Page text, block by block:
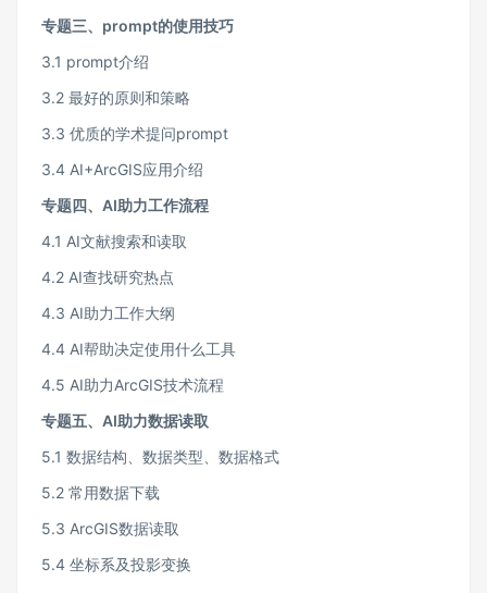
专题三、prompt的使用技巧
3.1 prompt介绍
3.2 最好的原则和策略
3.3 优质的学术提问prompt
3.4 AI+ArcGIS应用介绍
专题四、AI助力工作流程
4.1 AI文献搜索和读取
4.2 AI查找研究热点
4.3 AI助力工作大纲
4.4 AI帮助决定使用什么工具
4.5 AI助力ArcGIS技术流程
专题五、AI助力数据读取
5.1 数据结构、数据类型、数据格式
5.2 常用数据下载
5.3 ArcGIS数据读取
5.4 坐标系及投影变换